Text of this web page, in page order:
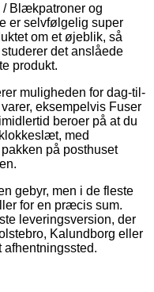
/ Blækpatroner og
er selvfølgelig super
om et øjeblik, så
det anslåede
produkt.
muligheden for dag-til-
eksempelvis Fuser
beroer på at du
med
på posthuset
gebyr, men i de fleste
for en præcis sum.
leveringsversion, der
Kalundborg eller
afhentningssted.